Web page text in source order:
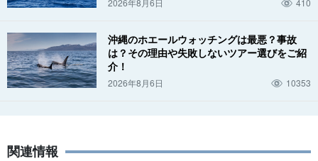
2026年8月6日 410
沖縄のホエールウォッチングは最悪？事故
は？その理由や失敗しないツアー選びをご紹
介！
2026年8月6日 10353
関連情報